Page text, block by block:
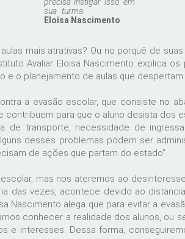
sua turma.
Eloisa Nascimento
mais atrativas? Ou no porquê de
Avaliar Eloisa Nascimento explica
e o planejamento de aulas que
a evasão escolar, que consiste no
contribuem para que o aluno desista dos
de transporte, necessidade de
desses problemas podem ser
de ações que partam do estado”.
mas nos ateremos ao
das vezes, acontece devido ao
Nascimento alega que para evitar a
conhecer a realidade dos alunos, ou
e interesses. Dessa forma,